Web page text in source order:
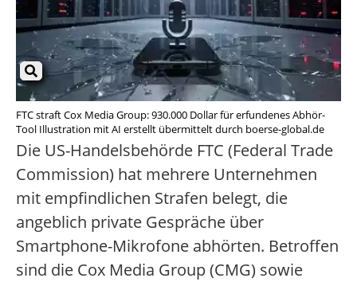
FTC straft Cox Media Group: 930.000 Dollar für erfundenes Abhör-
Tool Illustration mit AI erstellt übermittelt durch boerse-global.de
Die US-Handelsbehörde FTC (Federal Trade
Commission) hat mehrere Unternehmen
mit empfindlichen Strafen belegt, die
angeblich private Gespräche über
Smartphone-Mikrofone abhörten. Betroffen
sind die Cox Media Group (CMG) sowie